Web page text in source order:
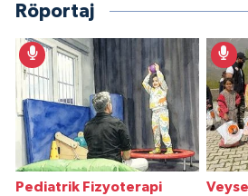
Röportaj
Pediatrik Fizyoterapi